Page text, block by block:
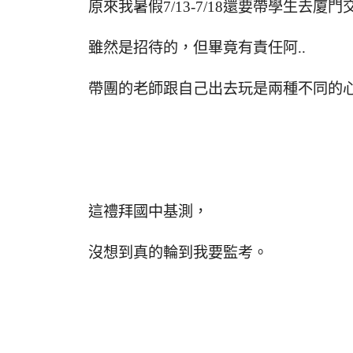
原來我暑假7/13-7/18還要帶學生去廈門
雖然是招待的，但畢竟有責任阿..
帶團的老師跟自己出去玩是兩種不同的
這禮拜國中基測，
沒想到真的輪到我要監考。